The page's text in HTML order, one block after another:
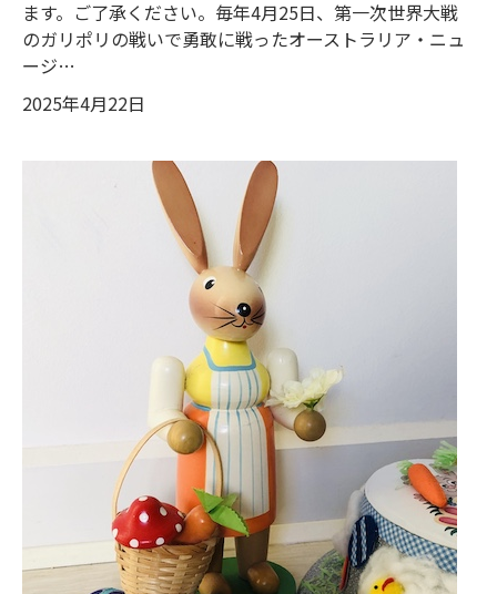
ます。ご了承ください。毎年4月25日、第一次世界大戦
のガリポリの戦いで勇敢に戦ったオーストラリア・ニュ
ージ…
2025年4月22日